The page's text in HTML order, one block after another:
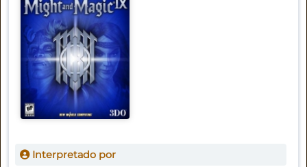
Interpretado por